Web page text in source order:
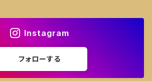
Instagram
フォローする